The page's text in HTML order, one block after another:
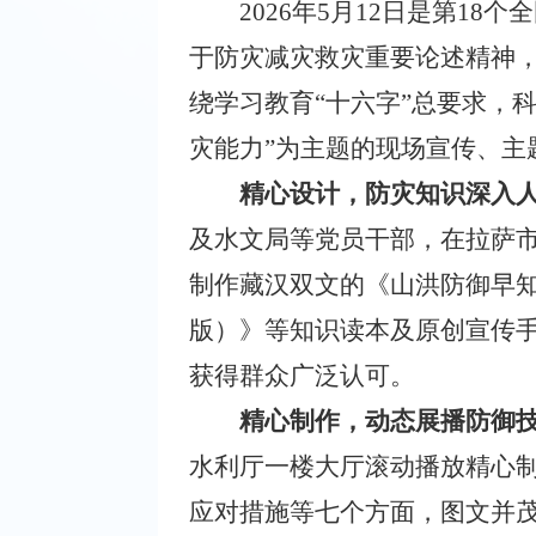
2026年5月12日是第18个
于防灾减灾救灾重要论述精神
绕学习教育“十六字”总要求，
灾能力”为主题的现场宣传、
精心设计，防灾知识深入
及水文局等党员干部，在拉萨
制作藏汉双文的《山洪防御早
版）》等知识读本及原创宣传
获得群众广泛认可。
精心制作，动态展播防御
水利厅一楼大厅滚动播放精心
应对措施等七个方面，图文并